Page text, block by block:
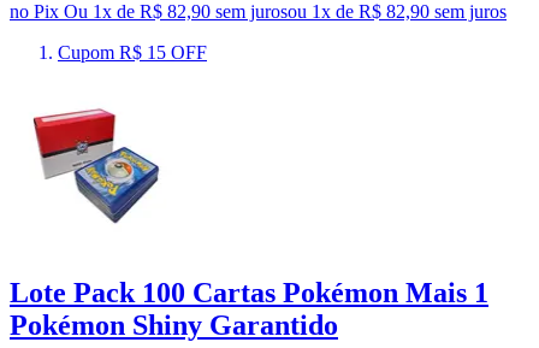
no Pix Ou 1x de R$ 82,90 sem jurosou 1x de R$ 82,90 sem juros
Cupom R$ 15 OFF
Lote Pack 100 Cartas Pokémon Mais 1
Pokémon Shiny Garantido